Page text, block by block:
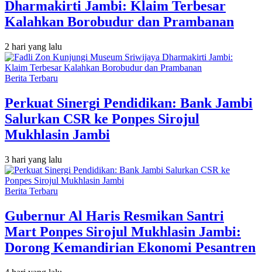
Dharmakirti Jambi: Klaim Terbesar
Kalahkan Borobudur dan Prambanan
2 hari yang lalu
Berita Terbaru
Perkuat Sinergi Pendidikan: Bank Jambi
Salurkan CSR ke Ponpes Sirojul
Mukhlasin Jambi
3 hari yang lalu
Berita Terbaru
Gubernur Al Haris Resmikan Santri
Mart Ponpes Sirojul Mukhlasin Jambi:
Dorong Kemandirian Ekonomi Pesantren